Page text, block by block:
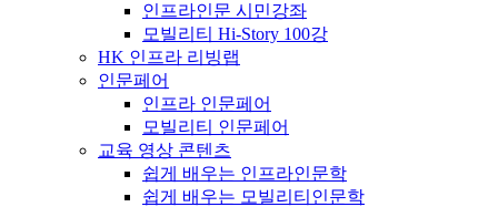
인프라인문 시민강좌
모빌리티 Hi-Story 100강
HK 인프라 리빙랩
인문페어
인프라 인문페어
모빌리티 인문페어
교육 영상 콘텐츠
쉽게 배우는 인프라인문학
쉽게 배우는 모빌리티인문학